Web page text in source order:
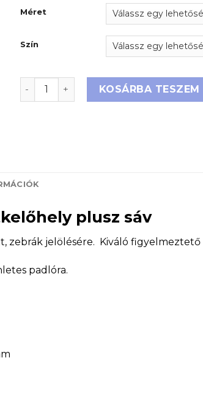
Méret
Szín
PVC gyalogátkelőhely plusz sáv
KOSÁRBA TESZEM
plusz sáv
zebrák jelölésére. Kiváló
padlóra.